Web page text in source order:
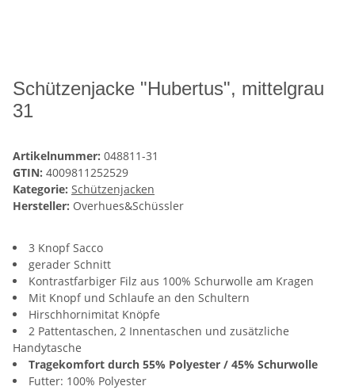
Schützenjacke "Hubertus", mittelgrau
31
Artikelnummer: 048811-31
GTIN: 4009811252529
Kategorie: Schützenjacken
Hersteller: Overhues&Schüssler
3 Knopf Sacco
gerader Schnitt
Kontrastfarbiger Filz aus 100% Schurwolle am Kragen
Mit Knopf und Schlaufe an den Schultern
Hirschhornimitat Knöpfe
2 Pattentaschen, 2 Innentaschen und zusätzliche
Handytasche
Tragekomfort durch 55% Polyester / 45% Schurwolle
Futter: 100% Polyester